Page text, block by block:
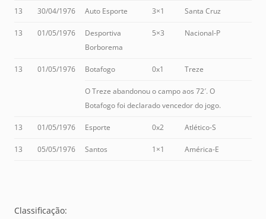
13 30/04/1976 Auto Esporte 3×1 Santa Cruz
13 01/05/1976
Desportiva
Borborema
5×3 Nacional-P
13 01/05/1976 Botafogo 0x1 Treze
O Treze abandonou o campo aos 72′. O
Botafogo foi declarado vencedor do jogo.
13 01/05/1976 Esporte 0x2 Atlético-S
13 05/05/1976 Santos 1×1 América-E
Classificação: